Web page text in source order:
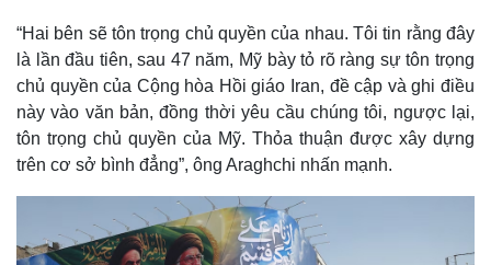
“Hai bên sẽ tôn trọng chủ quyền của nhau. Tôi tin rằng đây
là lần đầu tiên, sau 47 năm, Mỹ bày tỏ rõ ràng sự tôn trọng
chủ quyền của Cộng hòa Hồi giáo Iran, đề cập và ghi điều
này vào văn bản, đồng thời yêu cầu chúng tôi, ngược lại,
tôn trọng chủ quyền của Mỹ. Thỏa thuận được xây dựng
trên cơ sở bình đẳng”, ông Araghchi nhấn mạnh.